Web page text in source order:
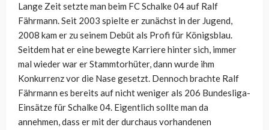
Lange Zeit setzte man beim FC Schalke 04 auf Ralf
Fährmann. Seit 2003 spielte er zunächst in der Jugend,
2008 kam er zu seinem Debüt als Profi für Königsblau.
Seitdem hat er eine bewegte Karriere hinter sich, immer
mal wieder war er Stammtorhüter, dann wurde ihm
Konkurrenz vor die Nase gesetzt. Dennoch brachte Ralf
Fährmann es bereits auf nicht weniger als 206 Bundesliga-
Einsätze für Schalke 04. Eigentlich sollte man da
annehmen, dass er mit der durchaus vorhandenen